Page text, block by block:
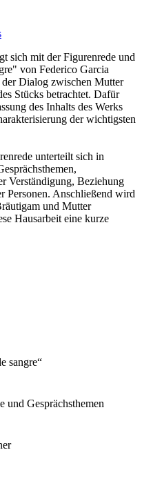
sich mit der Figurenrede und
von Federico Garcia
Dialog zwischen Mutter
Stücks betrachtet. Dafür
des Inhalts des Werks
der wichtigsten
unterteilt sich in
Verständigung, Beziehung
Personen. Anschließend wird
und Mutter
Hausarbeit eine kurze
sangre“
und Gesprächsthemen